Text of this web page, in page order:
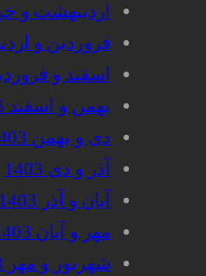
اردیبهشت و
فروردین و
اسفند و فروردین
بهمن و اسفند 1403
دی و بهمن 1403
آذر و دی 1403
آبان و آذر 1403
مهر و آبان 1403
شهریور و مهر 1403